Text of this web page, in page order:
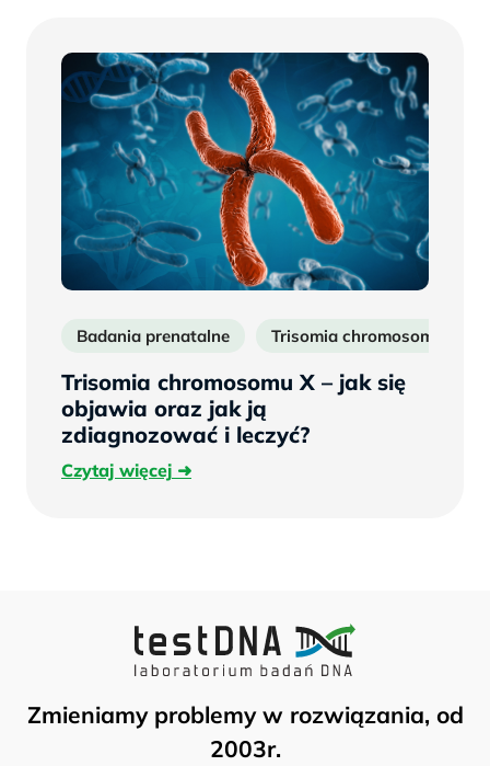
Badania prenatalne Trisomia chromosomu X
Trisomia chromosomu X – jak się
objawia oraz jak ją
zdiagnozować i leczyć?
Czytaj więcejCzytaj
Zmieniamy problemy w rozwiązania, od
2003r.